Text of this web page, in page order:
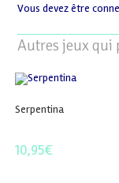
Vous devez être
Autres jeux qui
Serpentina
10,95€